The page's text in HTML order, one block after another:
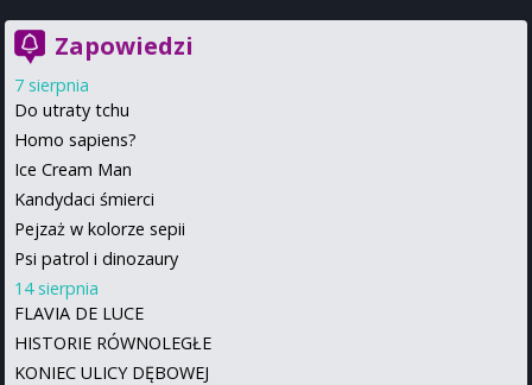
Zapowiedzi
7 sierpnia
Do utraty tchu
Homo sapiens?
Ice Cream Man
Kandydaci śmierci
Pejzaż w kolorze sepii
Psi patrol i dinozaury
14 sierpnia
FLAVIA DE LUCE
HISTORIE RÓWNOLEGŁE
KONIEC ULICY DĘBOWEJ